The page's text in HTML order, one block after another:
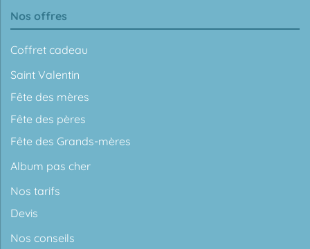
Nos offres
Coffret cadeau
Saint Valentin
Fête des mères
Fête des pères
Fête des Grands-mères
Album pas cher
Nos tarifs
Devis
Nos conseils